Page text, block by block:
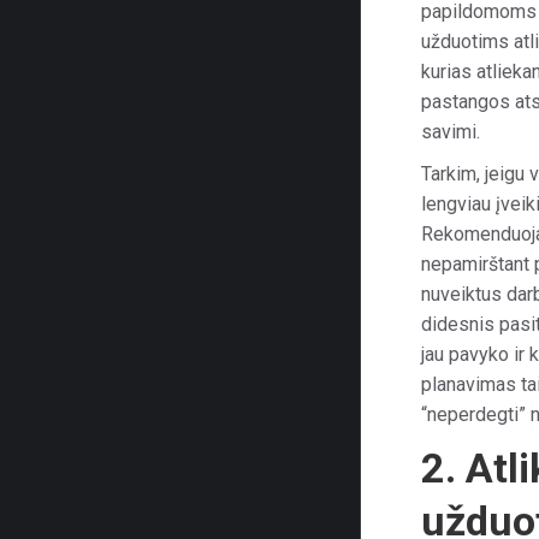
užduotims
kurias
pastangos
savimi.
Tarkim, jeigu
lengviau
nepamirštant
nuveiktus
didesnis
jau pavyko ir
planavimas
“neperdegti”
2.